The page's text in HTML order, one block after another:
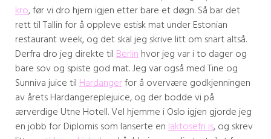
kro, før vi dro hjem igjen etter bare et døgn. Så bar det
rett til Tallin for å oppleve estisk mat under Estonian
restaurant week, og det skal jeg skrive litt om snart altså.
Derfra dro jeg direkte tilBerlinhvor jeg var i to dager og
bare sov og spiste god mat. Jeg var også med Tine og
Sunniva juice tilHardangerfor å overvære godkjenningen
av årets Hardangereplejuice, og der bodde vi på
ærverdige Utne Hotell. Vel hjemme i Oslo igjen gjorde jeg
en jobb for Diplomis som lanserte enlaktosefri is, og skrev